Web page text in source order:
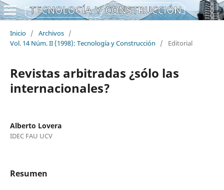
Inicio / Archivos /
Vol. 14 Núm. II (1998): Tecnología y Construcción
/ Editorial
Revistas arbitradas ¿sólo las
internacionales?
Alberto Lovera
IDEC FAU UCV
Resumen